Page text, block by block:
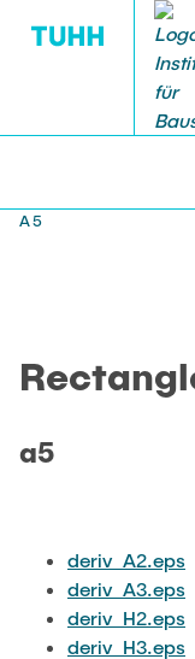
LEHRE
FORSCHUNG
A5
a5
deriv_A2.eps
deriv_A3.eps
deriv_H2.eps
deriv_H3.eps